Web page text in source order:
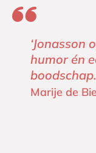
‘Jonasson
humor én
Marije de